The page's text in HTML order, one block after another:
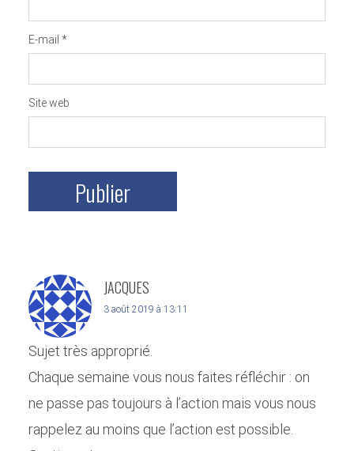
E-mail *
Site web
JACQUES
3 août 2019 à 13:11
Sujet très approprié.
Chaque semaine vous nous faites réfléchir : on
ne passe pas toujours à l’action mais vous nous
rappelez au moins que l’action est possible.